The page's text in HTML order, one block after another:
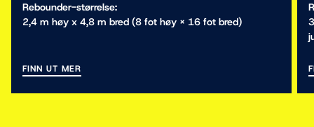
Rebounder-størrelse:
2,4 m høy x 4,8 m bred (8 fot høy × 16 fot bred)
FINN UT MER